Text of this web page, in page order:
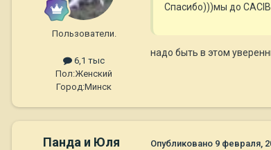
Пользователи.
6,1 тыс
Пол:Женский
Город:Минск
Спасибо)))мы до
надо быть в этом
Панда и Юля Опубликовано 9 февраля,